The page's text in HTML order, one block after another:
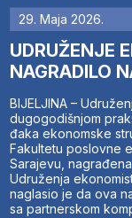
29. Maja 2026.
UDRUŽENJE
NAGRADILO
BIJELJINA –
dugogodišnjom
đaka ekonomske
Fakultetu poslovne
Sarajevu,
Udruženja
naglasio je da ova
sa partnerskom